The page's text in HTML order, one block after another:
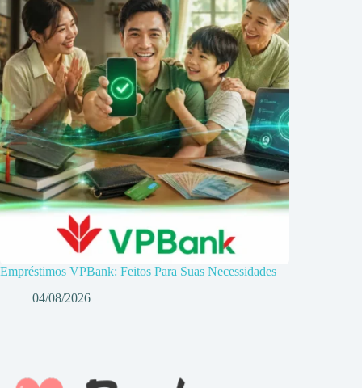
Empréstimos VPBank: Feitos Para Suas Necessidades
04/08/2026